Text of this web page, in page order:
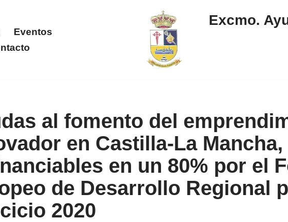
Eventos
Excmo.
al fomento del
en Castilla-La Mancha,
en un 80% por el
de Desarrollo Regional
2020